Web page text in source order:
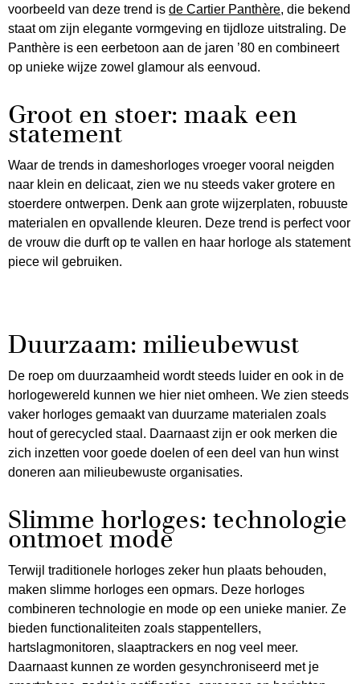
voorbeeld van deze trend is de Cartier Panthère, die bekend
staat om zijn elegante vormgeving en tijdloze uitstraling. De
Panthère is een eerbetoon aan de jaren ’80 en combineert
op unieke wijze zowel glamour als eenvoud.
Groot en stoer: maak een
statement
Waar de trends in dameshorloges vroeger vooral neigden
naar klein en delicaat, zien we nu steeds vaker grotere en
stoerdere ontwerpen. Denk aan grote wijzerplaten, robuuste
materialen en opvallende kleuren. Deze trend is perfect voor
de vrouw die durft op te vallen en haar horloge als statement
piece wil gebruiken.
Duurzaam: milieubewust
De roep om duurzaamheid wordt steeds luider en ook in de
horlogewereld kunnen we hier niet omheen. We zien steeds
vaker horloges gemaakt van duurzame materialen zoals
hout of gerecycled staal. Daarnaast zijn er ook merken die
zich inzetten voor goede doelen of een deel van hun winst
doneren aan milieubewuste organisaties.
Slimme horloges: technologie
ontmoet mode
Terwijl traditionele horloges zeker hun plaats behouden,
maken slimme horloges een opmars. Deze horloges
combineren technologie en mode op een unieke manier. Ze
bieden functionaliteiten zoals stappentellers,
hartslagmonitoren, slaaptrackers en nog veel meer.
Daarnaast kunnen ze worden gesynchroniseerd met je